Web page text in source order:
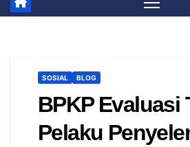
SOSIAL BLOG
BPKP Evaluasi
Pelaku